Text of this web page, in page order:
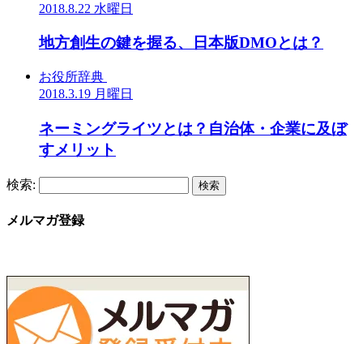
2018.8.22 水曜日
地方創生の鍵を握る、日本版DMOとは？
お役所辞典
2018.3.19 月曜日
ネーミングライツとは？自治体・企業に及ぼ
すメリット
検索:
メルマガ登録